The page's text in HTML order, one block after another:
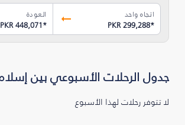
اتجاه واحد
PKR 299,288*
العودة
PKR 448,071*
جدول الرحلات الأسبوعي بين
لا تتوفر رحلات لهذا الأسبوع